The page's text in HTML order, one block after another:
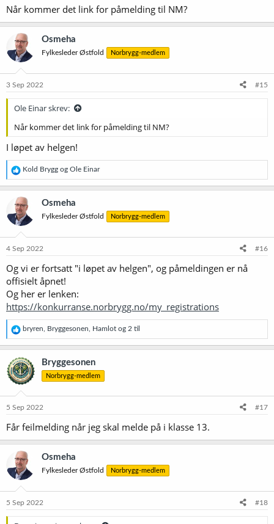
Når kommer det link for påmelding til NM?
Osmeha
Fylkesleder Østfold Norbrygg-medlem
3 Sep 2022 #15
Ole Einar skrev:
Når kommer det link for påmelding til NM?
I løpet av helgen!
R
e
a
k
s
j
o
e
Kold Brygg og Ole Einar
Osmeha
Fylkesleder Østfold Norbrygg-medlem
4 Sep 2022 #16
Og vi er fortsatt "i løpet av helgen", og påmeldingen er nå
offisielt åpnet!
Og her er lenken:
https://konkurranse.norbrygg.no/my_registrations
R
e
a
k
s
j
o
e
:
bryren Bryggesonen Hamlot og 2 til
Bryggesonen
Norbrygg-medlem
5 Sep 2022 #17
Får feilmelding når jeg skal melde på i klasse 13.
Osmeha
Fylkesleder Østfold Norbrygg-medlem
5 Sep 2022 #18